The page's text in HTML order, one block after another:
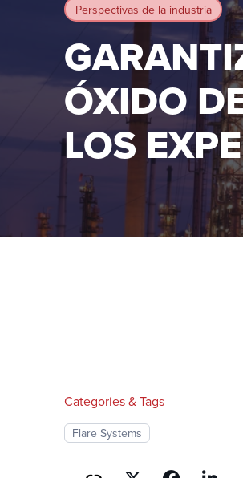
Perspectivas de la industria
ÓXIDO
LOS
Categories & Tags
Flare Systems